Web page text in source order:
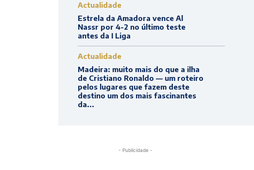
Actualidade
Estrela da Amadora vence Al
Nassr por 4-2 no último teste
antes da I Liga
Actualidade
Madeira: muito mais do que a ilha
de Cristiano Ronaldo — um roteiro
pelos lugares que fazem deste
destino um dos mais fascinantes
da...
- Publicidade -